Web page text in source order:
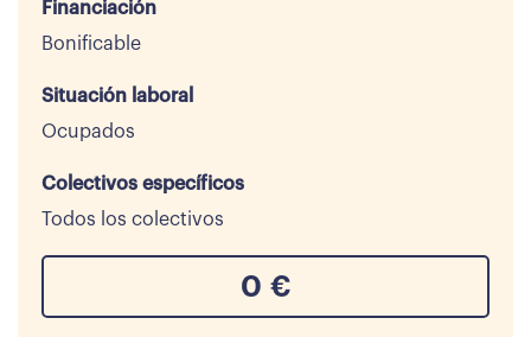
Financiación
Bonificable
Situación laboral
Ocupados
Colectivos específicos
Todos los colectivos
0 €